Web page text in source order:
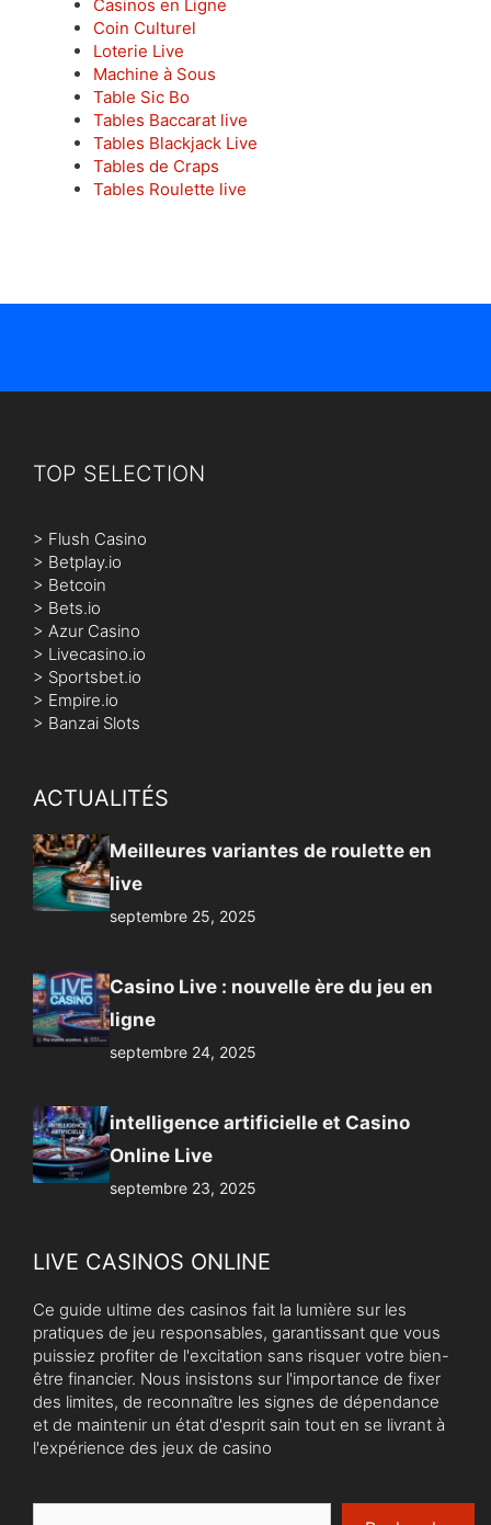
Casinos en Ligne
Coin Culturel
Loterie Live
Machine à Sous
Table Sic Bo
Tables Baccarat live
Tables Blackjack Live
Tables de Craps
Tables Roulette live
TOP SELECTION
> Flush Casino
> Betplay.io
> Betcoin
> Bets.io
> Azur Casino
> Livecasino.io
> Sportsbet.io
> Empire.io
> Banzai Slots
ACTUALITÉS
Meilleures variantes de roulette en
live
septembre 25, 2025
Casino Live : nouvelle ère du jeu en
ligne
septembre 24, 2025
intelligence artificielle et Casino
Online Live
septembre 23, 2025
LIVE CASINOS ONLINE
Ce guide ultime des casinos fait la lumière sur les
pratiques de jeu responsables, garantissant que vous
puissiez profiter de l'excitation sans risquer votre bien-
être financier. Nous insistons sur l'importance de fixer
des limites, de reconnaître les signes de dépendance
et de maintenir un état d'esprit sain tout en se livrant à
l'expérience des jeux de casino